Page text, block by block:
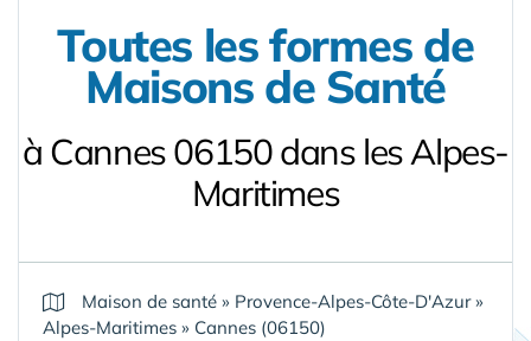
Toutes les formes de
Maisons de Santé
à Cannes 06150 dans les Alpes-
Maritimes
Maison de santé » Provence-Alpes-Côte-D'Azur»
Alpes-Maritimes » Cannes (06150)